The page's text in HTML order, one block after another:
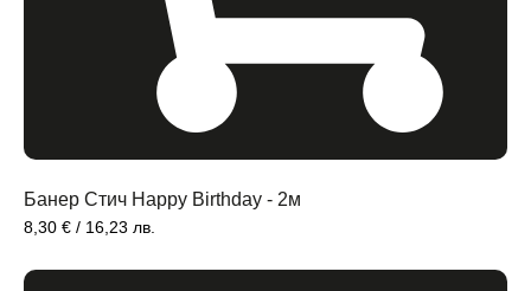
Банер Стич Happy Birthday - 2м
8,30 € / 16,23 лв.